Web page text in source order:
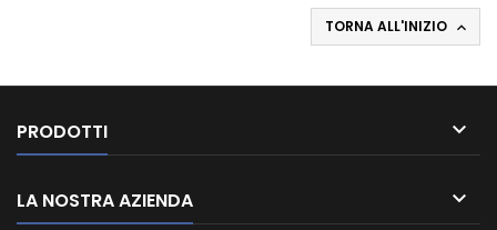
TORNA ALL'INIZIO 
PRODOTTI 
LA NOSTRA AZIENDA 